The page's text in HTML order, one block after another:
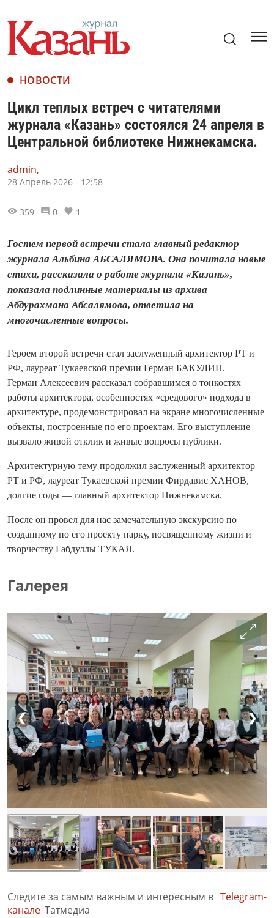
НОВОСТИ
Цикл теплых встреч с читателями
журнала «Казань» состоялся 24 апреля в
Центральной библиотеке Нижнекамска.
admin,
28 Апрель 2026 - 12:58
359 0 1
Гостем первой встречи стала главный редактор
журнала Альбина АБСАЛЯМОВА. Она почитала новые
стихи, рассказала о работе журнала «Казань»,
показала подлинные материалы из архива
Абдурахмана Абсалямова, ответила на
многочисленные вопросы.
Героем второй встречи стал заслуженный архитектор РТ и
РФ, лауреат Тукаевской премии Герман БАКУЛИН.
Герман Алексеевич рассказал собравшимся о тонкостях
работы архитектора, особенностях «средового» подхода в
архитектуре, продемонстрировал на экране многочисленные
объекты, построенные по его проектам. Его выступление
вызвало живой отклик и живые вопросы публики.
Архитектурную тему продолжил заслуженный архитектор
РТ и РФ, лауреат Тукаевской премии Фирдавис ХАНОВ,
долгие годы — главный архитектор Нижнекамска.
После он провел для нас замечательную экскурсию по
созданному по его проекту парку, посвященному жизни и
творчеству Габдуллы ТУКАЯ.
Галерея
❮ ❯
Следите за самым важным и интересным в Telegram-
канале Татмедиа